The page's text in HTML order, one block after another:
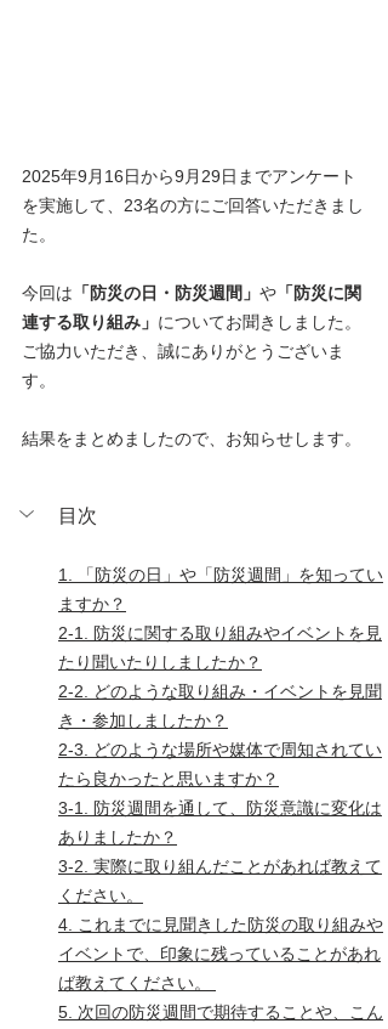
2025年9月16日から9月29日までアンケート
を実施して、23名の方にご回答いただきまし
た。
今回は 「防災の日・防災週間」 や 「防災に関
連する取り組み」 についてお聞きしました。
ご協力いただき、誠にありがとうございま
す。
結果をまとめましたので、お知らせします。
目次
1. 「防災の日」や「防災週間」を知ってい
ますか？
2-1. 防災に関する取り組みやイベントを見
たり聞いたりしましたか？
2-2. どのような取り組み・イベントを見聞
き・参加しましたか？
2-3. どのような場所や媒体で周知されてい
たら良かったと思いますか？
3-1. 防災週間を通して、防災意識に変化は
ありましたか？
3-2. 実際に取り組んだことがあれば教えて
ください。
4. これまでに見聞きした防災の取り組みや
イベントで、印象に残っていることがあれ
ば教えてください。
5. 次回の防災週間で期待することや、こん